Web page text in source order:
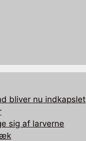
bliver nu indkapslet
sig af larverne